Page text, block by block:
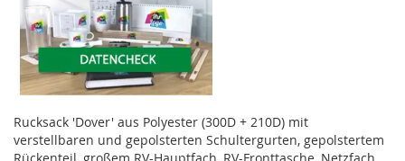
Rucksack 'Dover' aus Polyester (300D + 210D) mit
verstellbaren und gepolsterten Schultergurten, gepolstertem